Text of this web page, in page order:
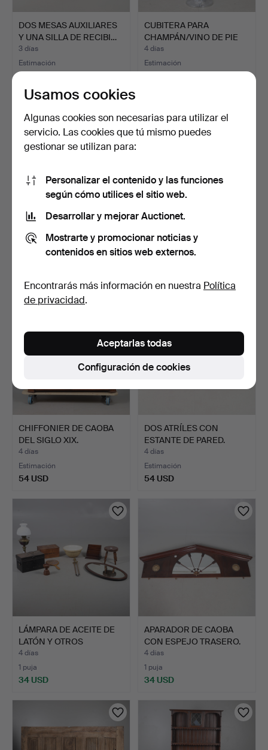
DOS MESAS AUXILIARES
Y UNA SILLA DE RECIBI…
3 días
Estimación
41 USD
CUBITERA PARA
CHAMPÁN/VINO DE PIE
EN METAL…
4 días
Estimación
LATÓN.
REPRODUCCIÓN.
4 días
CHIFFONIER DE CAOBA
DEL SIGLO XIX.
4 días
Estimación
54 USD
DOS ATRÍLES CON
ESTANTE DE PARED.
4 días
Estimación
54 USD
LÁMPARA DE ACEITE DE
LATÓN Y OTROS
ARTÍCUL…
4 días
1 puja
34 USD
APARADOR DE CAOBA
CON ESPEJO TRASERO.
4 días
1 puja
34 USD
Usamos cookies
Algunas cookies son necesarias para utilizar el
servicio. Las cookies que tú mismo puedes
gestionar se utilizan para:
Personalizar el contenido y las funciones
según cómo utilices el sitio web.
Desarrollar y mejorar Auctionet.
Mostrarte y promocionar noticias y
contenidos en sitios web externos.
Encontrarás más información en nuestra Política
de privacidad.
Configuración de cookies
Aceptarlas todas